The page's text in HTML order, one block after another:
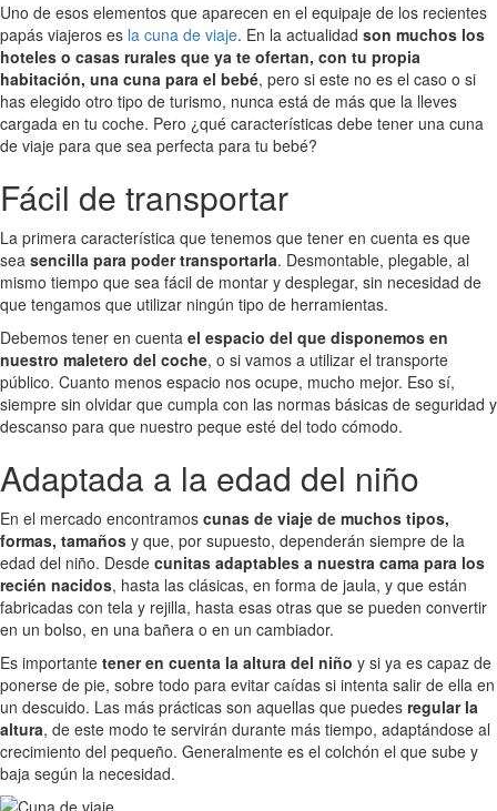
Uno de esos elementos que aparecen en el equipaje de los recientes
papás viajeros es la cuna de viaje. En la actualidad son muchos los
hoteles o casas rurales que ya te ofertan, con tu propia
habitación, una cuna para el bebé, pero si este no es el caso o si
has elegido otro tipo de turismo, nunca está de más que la lleves
cargada en tu coche. Pero ¿qué características debe tener una cuna
de viaje para que sea perfecta para tu bebé?
Fácil de transportar
La primera característica que tenemos que tener en cuenta es que
sea sencilla para poder transportarla. Desmontable, plegable, al
mismo tiempo que sea fácil de montar y desplegar, sin necesidad de
que tengamos que utilizar ningún tipo de herramientas.
Debemos tener en cuenta el espacio del que disponemos en
nuestro maletero del coche, o si vamos a utilizar el transporte
público. Cuanto menos espacio nos ocupe, mucho mejor. Eso sí,
siempre sin olvidar que cumpla con las normas básicas de seguridad y
descanso para que nuestro peque esté del todo cómodo.
Adaptada a la edad del niño
En el mercado encontramos cunas de viaje de muchos tipos,
formas, tamaños y que, por supuesto, dependerán siempre de la
edad del niño. Desde cunitas adaptables a nuestra cama para los
recién nacidos, hasta las clásicas, en forma de jaula, y que están
fabricadas con tela y rejilla, hasta esas otras que se pueden convertir
en un bolso, en una bañera o en un cambiador.
Es importante tener en cuenta la altura del niño y si ya es capaz de
ponerse de pie, sobre todo para evitar caídas si intenta salir de ella en
un descuido. Las más prácticas son aquellas que puedes regular la
altura, de este modo te servirán durante más tiempo, adaptándose al
crecimiento del pequeño. Generalmente es el colchón el que sube y
baja según la necesidad.